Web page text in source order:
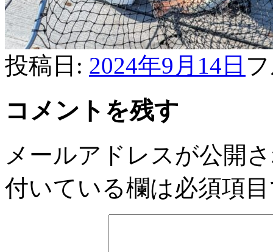
投稿日: 2024年9月14日
コメントを残す
メールアドレスが公開
付いている欄は必須項